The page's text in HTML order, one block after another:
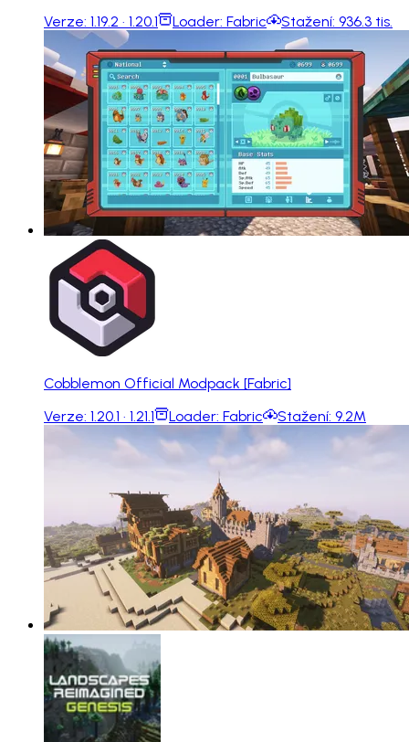
Verze: 1.19.2 · 1.20.1 Loader: Fabric Stažení: 936.3 tis.
Cobblemon Official Modpack [Fabric]
Verze: 1.20.1 · 1.21.1 Loader: Fabric Stažení: 9.2M